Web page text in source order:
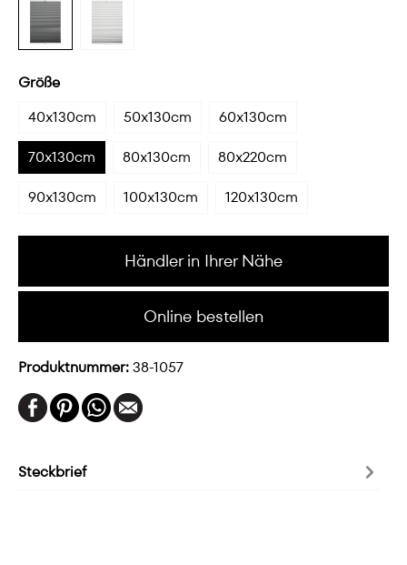
Größe
40x130cm
50x130cm
60x130cm
70x130cm
80x130cm
80x220cm
90x130cm
100x130cm 120x130cm
Händler in Ihrer Nähe
Online bestellen
Produktnummer:38-1057
Steckbrief